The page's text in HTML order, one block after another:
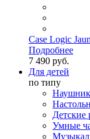
Case Logic
Подробнее
7 490 руб.
Для детей
по типу
Детские
Умные